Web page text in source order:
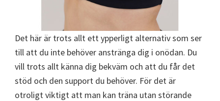
Det här är trots allt ett ypperligt alternativ som ser
till att du inte behöver anstränga dig i onödan. Du
vill trots allt känna dig bekväm och att du får det
stöd och den support du behöver. För det är
otroligt viktigt att man kan träna utan störande